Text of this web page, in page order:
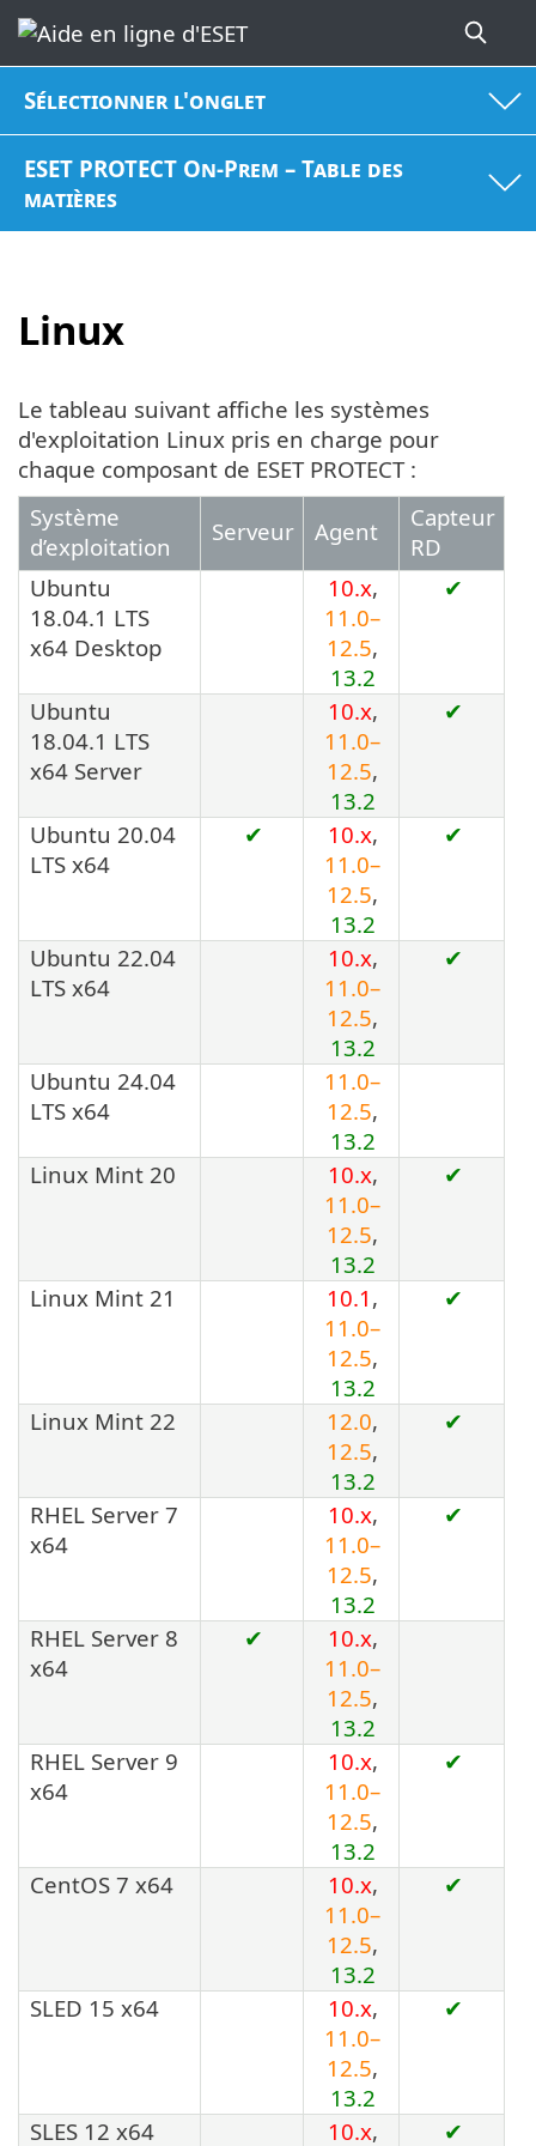
Sélectionner l'onglet
ESET PROTECT On-Prem – Table des
matières
Linux
Le tableau suivant affiche les systèmes
d'exploitation Linux pris en charge pour
chaque composant de ESET PROTECT :
Système
d’exploitation
Serveur Agent
Capteur
RD
Ubuntu
18.04.1 LTS
x64 Desktop
10.x,
11.0–
12.5,
13.2
✔
Ubuntu
18.04.1 LTS
x64 Server
10.x,
11.0–
12.5,
13.2
✔
Ubuntu 20.04
LTS x64
✔ 10.x,
11.0–
12.5,
13.2
✔
Ubuntu 22.04
LTS x64
10.x,
11.0–
12.5,
13.2
✔
Ubuntu 24.04
LTS x64
11.0–
12.5,
13.2
Linux Mint 20
10.x,
11.0–
12.5,
13.2
✔
Linux Mint 21 10.1 ,
11.0–
12.5,
13.2
✔
Linux Mint 22 12.0,
12.5,
13.2
✔
RHEL Server 7
x64
10.x,
11.0–
12.5,
13.2
✔
RHEL Server 8
x64
✔ 10.x,
11.0–
12.5,
13.2
RHEL Server 9
x64
10.x,
11.0–
12.5,
13.2
✔
CentOS 7 x64 10.x,
11.0–
12.5,
13.2
✔
SLED 15 x64 10.x,
11.0–
12.5,
13.2
✔
SLES 12 x64 10.x,
✔